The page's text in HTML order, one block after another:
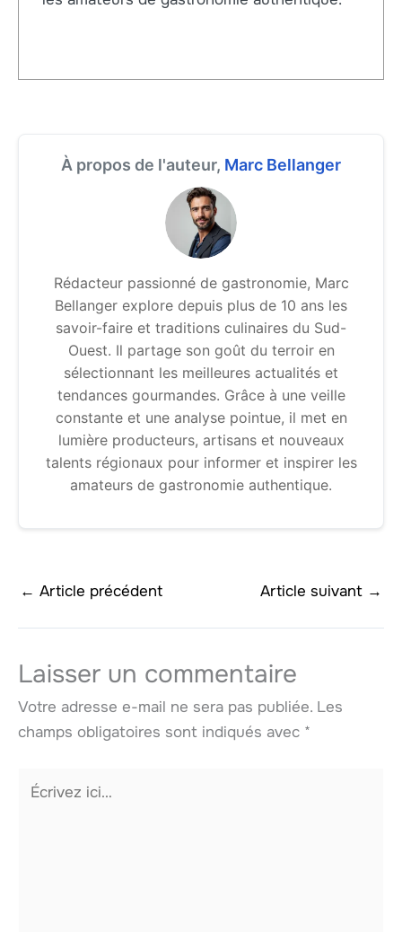
À propos de l'auteur, Marc Bellanger
Rédacteur passionné de gastronomie, Marc
Bellanger explore depuis plus de 10 ans les
savoir-faire et traditions culinaires du Sud-
Ouest. Il partage son goût du terroir en
sélectionnant les meilleures actualités et
tendances gourmandes. Grâce à une veille
constante et une analyse pointue, il met en
lumière producteurs, artisans et nouveaux
talents régionaux pour informer et inspirer les
amateurs de gastronomie authentique.
← Article précédent Article suivant →
Laisser un commentaire
Votre adresse e-mail ne sera pas publiée. Les
champs obligatoires sont indiqués avec *
Écrivez